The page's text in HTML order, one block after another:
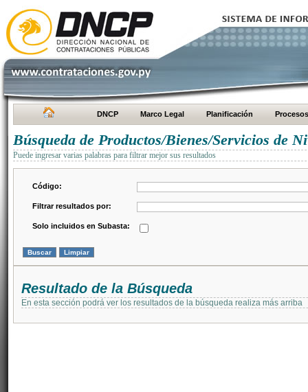
DNCP Marco Legal Planificación Procesos
Búsqueda de Productos/Bienes/Servicios de
Puede ingresar varias palabras para filtrar mejor sus resultados
Código:
Filtrar resultados por:
Solo incluidos en Subasta:
Resultado de la Búsqueda
En esta sección podrá ver los resultados de la búsqueda realiza más arriba